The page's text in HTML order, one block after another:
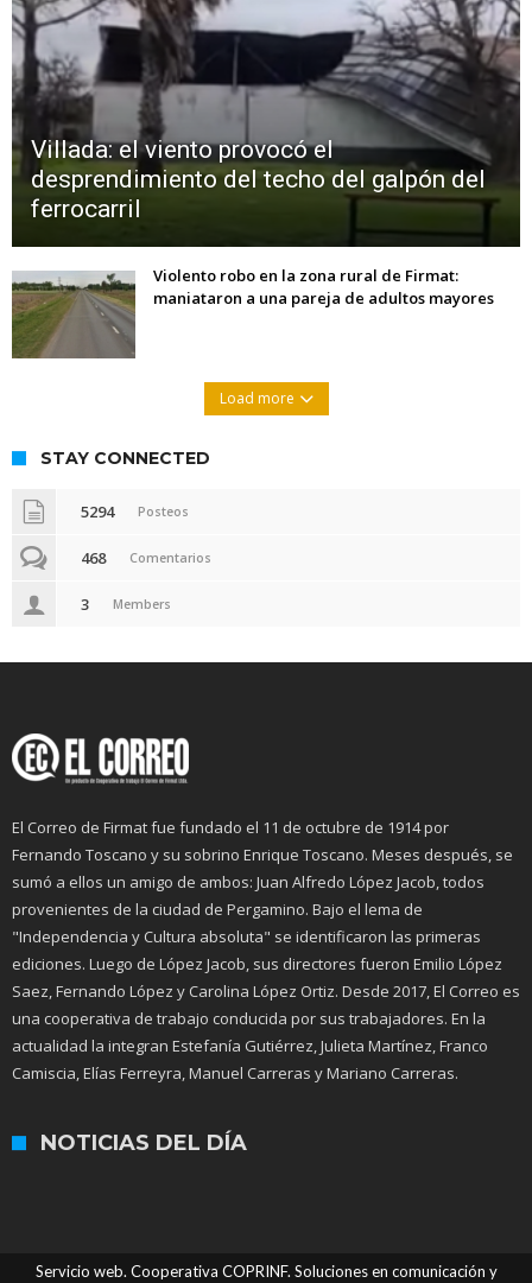
Villada: el viento provocó el
desprendimiento del techo del galpón del
ferrocarril
Violento robo en la zona rural de Firmat:
maniataron a una pareja de adultos mayores
Load more
STAY CONNECTED
5294 Posteos
468 Comentarios
3 Members
El Correo de Firmat fue fundado el 11 de octubre de 1914 por
Fernando Toscano y su sobrino Enrique Toscano. Meses después, se
sumó a ellos un amigo de ambos: Juan Alfredo López Jacob, todos
provenientes de la ciudad de Pergamino. Bajo el lema de
"Independencia y Cultura absoluta" se identificaron las primeras
ediciones. Luego de López Jacob, sus directores fueron Emilio López
Saez, Fernando López y Carolina López Ortiz. Desde 2017, El Correo es
una cooperativa de trabajo conducida por sus trabajadores. En la
actualidad la integran Estefanía Gutiérrez, Julieta Martínez, Franco
Camiscia, Elías Ferreyra, Manuel Carreras y Mariano Carreras.
NOTICIAS DEL DÍA
Servicio web. Cooperativa COPRINF. Soluciones en comunicación y